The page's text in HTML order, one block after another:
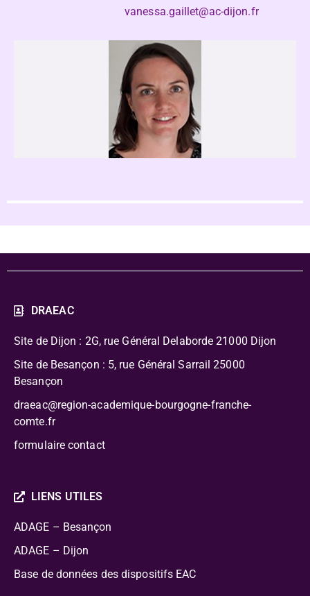
vanessa.gaillet@ac-dijon.fr
DRAEAC
Site de Dijon : 2G, rue Général Delaborde 21000 Dijon
Site de Besançon : 5, rue Général Sarrail 25000
Besançon
draeac@region-academique-bourgogne-franche-
comte.fr
formulaire contact
LIENS UTILES
ADAGE – Besançon
ADAGE – Dijon
Base de données des dispositifs EAC